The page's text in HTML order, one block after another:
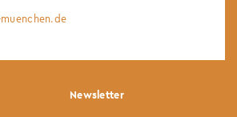
Newsletter